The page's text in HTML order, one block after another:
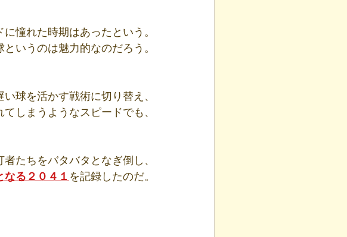
憧れた時期はあったという。
いうのは魅力的なのだろう。
球を活かす戦術に切り替え、
しまうようなスピードでも、
者たちをバタバタとなぎ倒し、
る２０４１ を記録したのだ。